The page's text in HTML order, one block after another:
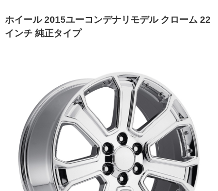
ホイール 2015ユーコンデナリモデル クローム 22
インチ 純正タイプ